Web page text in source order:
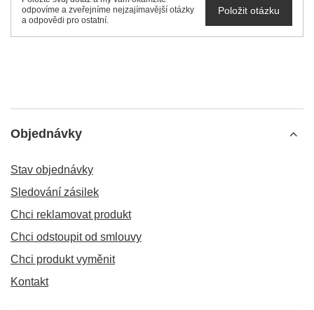
odpovíme a zveřejníme nejzajímavější otázky
a odpovědi pro ostatní.
Položit otázku
Objednávky
Stav objednávky
Sledování zásilek
Chci reklamovat produkt
Chci odstoupit od smlouvy
Chci produkt vyměnit
Kontakt